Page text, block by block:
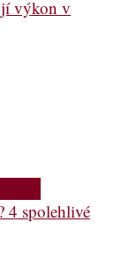
výkon v
4 spolehlivé